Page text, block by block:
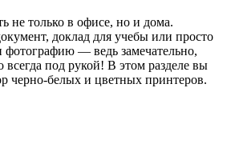
не только в офисе, но и дома.
доклад для учебы или просто
фотографию — ведь замечательно,
всегда под рукой! В этом разделе вы
черно-белых и цветных принтеров.